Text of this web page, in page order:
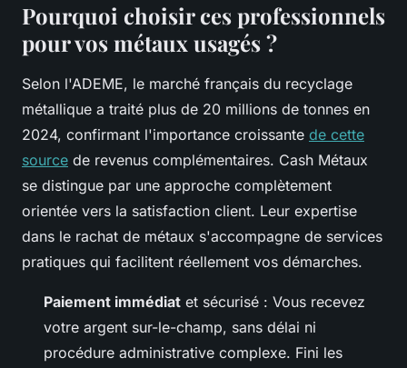
Pourquoi choisir ces professionnels
pour vos métaux usagés ?
Selon l'ADEME, le marché français du recyclage
métallique a traité plus de 20 millions de tonnes en
2024, confirmant l'importance croissante de cette
source de revenus complémentaires. Cash Métaux
se distingue par une approche complètement
orientée vers la satisfaction client. Leur expertise
dans le rachat de métaux s'accompagne de services
pratiques qui facilitent réellement vos démarches.
Paiement immédiat et sécurisé : Vous recevez
votre argent sur-le-champ, sans délai ni
procédure administrative complexe. Fini les